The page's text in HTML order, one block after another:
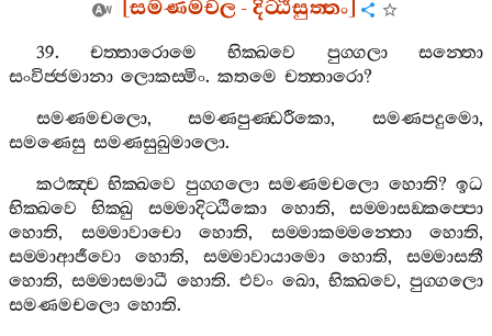
[සමණමචල-දිට‍්ඨිසුත‍්තං]
39. චත‍්තාරොමෙ භික‍්ඛවෙ පුග‍්ගලා
සන‍්තො
සංවිජ‍්ජමානා ලොකස‍්මිං. කතමෙ චත‍්තාරො?
සමණමචලො,සමණපුණ‍්ඩරීකො, සමණපදුමො,
සමණෙසු සමණසුඛුමාලො.
කථඤ‍්ච භික‍්ඛවෙ පුග‍්ගලො සමණමචලො හොති?ඉධ
භික‍්ඛවෙ
භික‍්ඛු සම‍්මාදිට‍්ඨිකො හොති, සම‍්මාසඞ‍්කප‍්පො
හොති, සම‍්මාවාචො හොති, සම‍්මාකම‍්මන‍්තො හොති,
සම‍්මාආජීවො
හොති, සම‍්මාවායාමො හොති, සම‍්මාසතී
හොති, සම‍්මාසමාධී හොති. එවං ඛො, භික‍්ඛවෙ, පුග‍්ගලො
සමණමචලො හොති.